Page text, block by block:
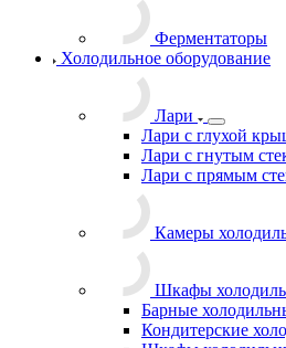
Ферментаторы
Холодильное оборудование
Лари
Лари с глухой
Лари с гнутым
Лари с прямым
Камеры
Шкафы
Барные
Кондитерские